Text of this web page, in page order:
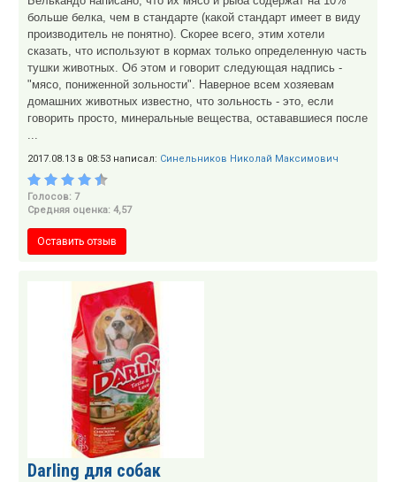
больше белка, чем в стандарте (какой стандарт имеет в виду
производитель не понятно). Скорее всего, этим хотели
сказать, что используют в кормах только определенную часть
тушки животных. Об этом и говорит следующая надпись -
"мясо, пониженной зольности". Наверное всем хозяевам
домашних животных известно, что зольность - это, если
говорить просто, минеральные вещества, остававшиеся после
2017.08.13 в 08:53 написал: Синельников Николай Максимович
Голосов: 7
Средняя оценка: 4,57
Оставить отзыв
Darling для собак